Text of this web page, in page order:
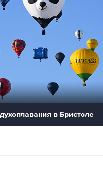
в Бристоле